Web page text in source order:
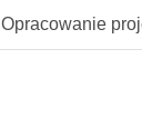
Opracowanie